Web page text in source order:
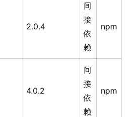
2.0.4
间
接
依
赖
npm
4.0.2
间
接
依
赖
npm